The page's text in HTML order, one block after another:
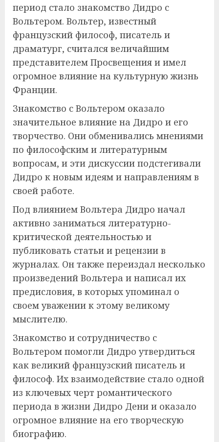
период стало знакомство Дидро с
Вольтером. Вольтер, известный
французский философ, писатель и
драматург, считался величайшим
представителем Просвещения и имел
огромное влияние на культурную жизнь
Франции.
Знакомство с Вольтером оказало
значительное влияние на Дидро и его
творчество. Они обменивались мнениями
по философским и литературным
вопросам, и эти дискуссии подстегивали
Дидро к новым идеям и направлениям в
своей работе.
Под влиянием Вольтера Дидро начал
активно заниматься литературно-
критической деятельностью и
публиковать статьи и рецензии в
журналах. Он также переиздал несколько
произведений Вольтера и написал их
предисловия, в которых упоминал о
своем уважении к этому великому
мыслителю.
Знакомство и сотрудничество с
Вольтером помогли Дидро утвердиться
как великий французский писатель и
философ. Их взаимодействие стало одной
из ключевых черт романтического
периода в жизни Дидро Дени и оказало
огромное влияние на его творческую
биографию.